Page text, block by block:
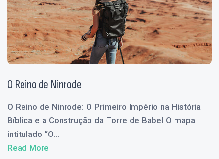
O Reino de Ninrode
O Reino de Ninrode: O Primeiro Império na História
Bíblica e a Construção da Torre de Babel O mapa
intitulado “O...
Read More